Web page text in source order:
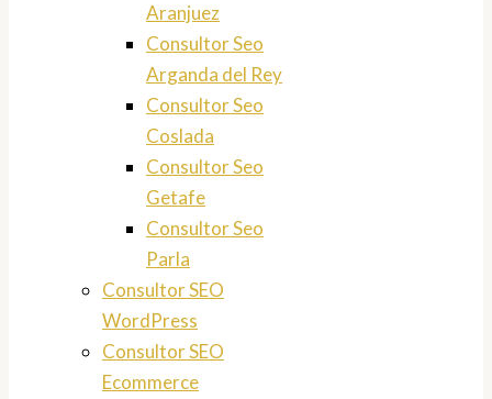
Aranjuez
Consultor Seo
Arganda del Rey
Consultor Seo
Coslada
Consultor Seo
Getafe
Consultor Seo
Parla
Consultor SEO
WordPress
Consultor SEO
Ecommerce